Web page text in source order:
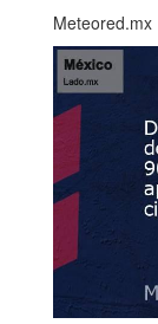
Meteored.mx